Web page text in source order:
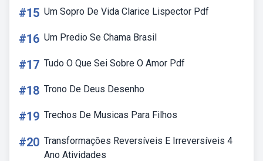
#15 Um Sopro De Vida Clarice Lispector Pdf
#16 Um Predio Se Chama Brasil
#17 Tudo O Que Sei Sobre O Amor Pdf
#18 Trono De Deus Desenho
#19 Trechos De Musicas Para Filhos
#20 Transformações Reversíveis E Irreversíveis 4
Ano Atividades